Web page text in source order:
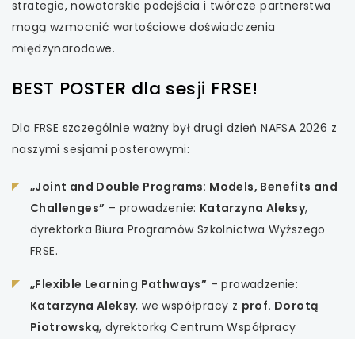
uwaga, link otwiera się w nowej karcie
uwaga, link otwiera się w nowej karcie
strategie, nowatorskie podejścia i twórcze partnerstwa
mogą wzmocnić wartościowe doświadczenia
międzynarodowe.
BEST POSTER dla sesji FRSE!
Dla FRSE szczególnie ważny był drugi dzień NAFSA 2026 z
naszymi sesjami posterowymi:
„Joint and Double Programs: Models, Benefits and
Challenges” – prowadzenie: Katarzyna Aleksy,
dyrektorka Biura Programów Szkolnictwa Wyższego
FRSE.
„Flexible Learning Pathways” – prowadzenie:
Katarzyna Aleksy, we współpracy z prof. Dorotą
Piotrowską, dyrektorką Centrum Współpracy